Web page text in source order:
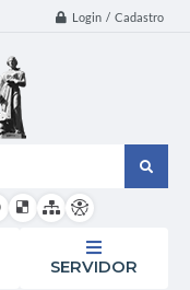
Login / Cadastro
SERVIDOR